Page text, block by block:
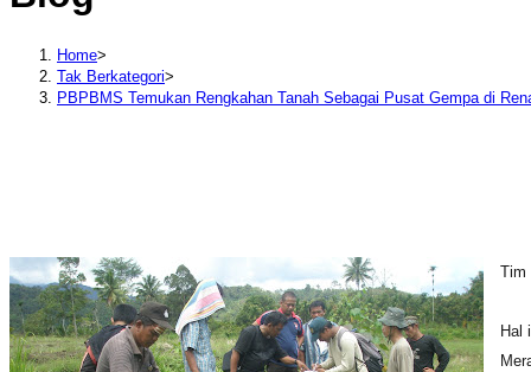
Home>
Tak Berkategori>
PBPBMS Temukan Rengkahan Tanah Sebagai Pusat Gempa di
Tim
Hal